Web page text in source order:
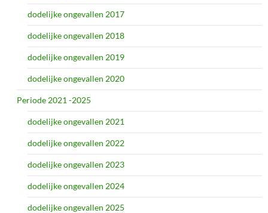
dodelijke ongevallen 2017
dodelijke ongevallen 2018
dodelijke ongevallen 2019
dodelijke ongevallen 2020
Periode 2021 -2025
dodelijke ongevallen 2021
dodelijke ongevallen 2022
dodelijke ongevallen 2023
dodelijke ongevallen 2024
dodelijke ongevallen 2025